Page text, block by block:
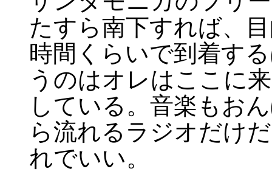
たすら南下すれば、
時間くらいで到着す
うのはオレはここに
している。音楽もお
ら流れるラジオだけ
れでいい。